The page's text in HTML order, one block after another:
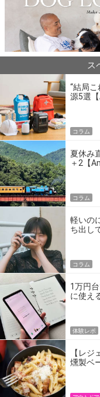
ス
“結局
源5選
コラム
夏休み
＋2【
コラム
軽いの
ち出し
コラム
1万円
に使え
体験レポ
【レ
燻製ベ